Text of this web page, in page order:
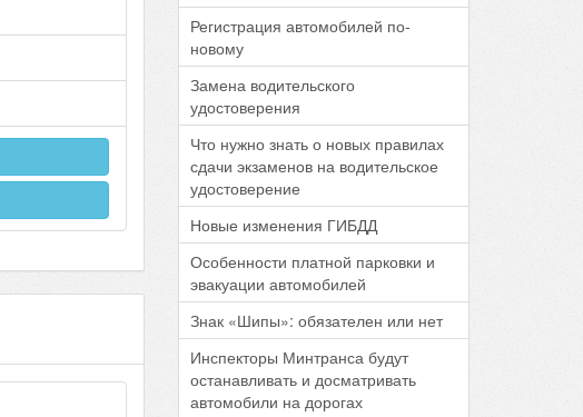
Регистрация автомобилей по-
новому
Замена водительского
удостоверения
Что нужно знать о новых правилах
сдачи экзаменов на водительское
удостоверение
Новые изменения ГИБДД
Особенности платной парковки и
эвакуации автомобилей
Знак «Шипы»: обязателен или нет
Инспекторы Минтранса будут
останавливать и досматривать
автомобили на дорогах